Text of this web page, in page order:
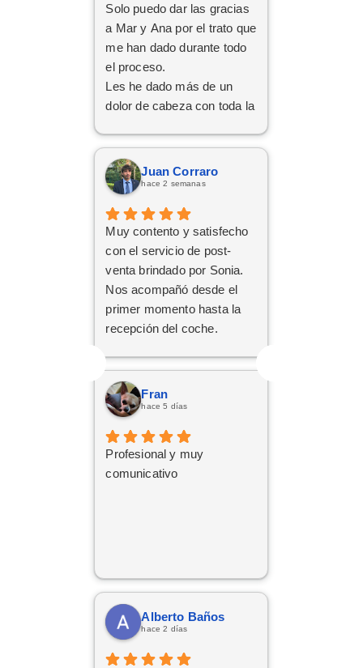
Solo puedo dar las gracias
a Mar y Ana por el trato que
me han dado durante todo
el proceso.
Les he dado más de un
dolor de cabeza con toda la
trámites, pero siempre han
tenido una paciencia
increíble y un trato cercano
implicación y
profesionalidad, al final han
conseguido sacar adelante
la operación de renting.
Da gusto encontrarse con
personas así. ¡Mil gracias
por todo!
Juan Corraro
hace 2 semanas
Muy contento y satisfecho
con el servicio de post-
venta brindado por Sonia.
Nos acompañó desde el
primer momento hasta la
recepción del coche.
nuestras consultas y nos
mantuvo constantemente
informados.
nuevo coche.
Fran
hace 5 días
Profesional y muy
comunicativo
Alberto Baños
hace 2 días